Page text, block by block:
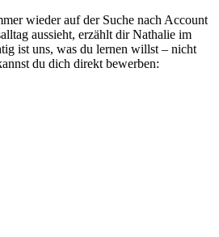
wieder auf der Suche nach Account
aussieht, erzählt dir Nathalie im
ist uns, was du lernen willst – nicht
du dich direkt bewerben: